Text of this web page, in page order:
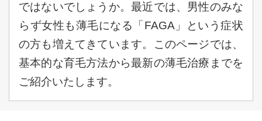
ではないでしょうか。最近では、男性のみな
らず女性も薄毛になる「FAGA」という症状
の方も増えてきています。このページでは、
基本的な育毛方法から最新の薄毛治療までを
ご紹介いたします。